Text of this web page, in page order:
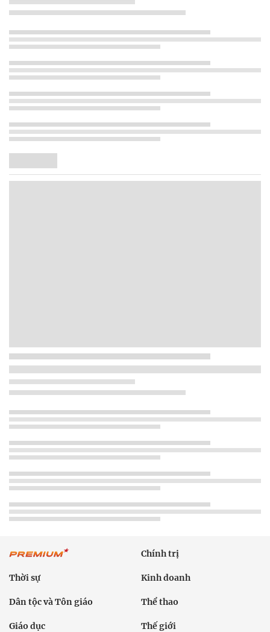
Chính trị
Thời sự Kinh doanh
Dân tộc và Tôn giáo Thể thao
Giáo dục Thế giới